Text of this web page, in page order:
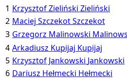
1 Krzysztof Zieliński Zieliński
2 Maciej SzczekotSzczekot
3 Grzegorz Malinowski
4 Arkadiusz Kupijaj Kupijaj
5 Krzysztof Jankowski Jankowski
6 Dariusz Hełmecki Hełmecki